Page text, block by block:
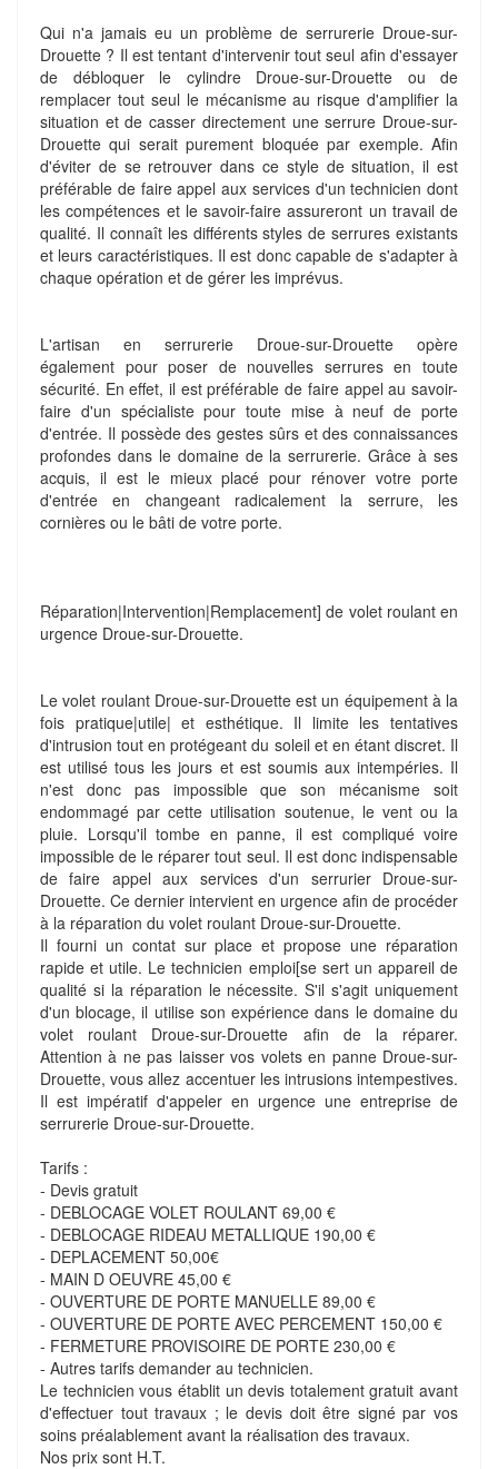
Qui n'a jamais eu un problème de serrurerie Droue-sur-
Drouette ? Il est tentant d'intervenir tout seul afin d'essayer
de débloquer le cylindre Droue-sur-Drouette ou de
remplacer tout seul le mécanisme au risque d'amplifier la
situation et de casser directement une serrure Droue-sur-
Drouette qui serait purement bloquée par exemple. Afin
d'éviter de se retrouver dans ce style de situation, il est
préférable de faire appel aux services d'un technicien dont
les compétences et le savoir-faire assureront un travail de
qualité. Il connaît les différents styles de serrures existants
et leurs caractéristiques. Il est donc capable de s'adapter à
chaque opération et de gérer les imprévus.
L'artisan en serrurerie Droue-sur-Drouette opère
également pour poser de nouvelles serrures en toute
sécurité. En effet, il est préférable de faire appel au savoir-
faire d'un spécialiste pour toute mise à neuf de porte
d'entrée. Il possède des gestes sûrs et des connaissances
profondes dans le domaine de la serrurerie. Grâce à ses
acquis, il est le mieux placé pour rénover votre porte
d'entrée en changeant radicalement la serrure, les
cornières ou le bâti de votre porte.
Réparation|Intervention|Remplacement] de volet roulant en
urgence Droue-sur-Drouette.
Le volet roulant Droue-sur-Drouette est un équipement à la
fois pratique|utile| et esthétique. Il limite les tentatives
d'intrusion tout en protégeant du soleil et en étant discret. Il
est utilisé tous les jours et est soumis aux intempéries. Il
n'est donc pas impossible que son mécanisme soit
endommagé par cette utilisation soutenue, le vent ou la
pluie. Lorsqu'il tombe en panne, il est compliqué voire
impossible de le réparer tout seul. Il est donc indispensable
de faire appel aux services d'un serrurier Droue-sur-
Drouette. Ce dernier intervient en urgence afin de procéder
à la réparation du volet roulant Droue-sur-Drouette.
Il fourni un contat sur place et propose une réparation
rapide et utile. Le technicien emploi[se sert un appareil de
qualité si la réparation le nécessite. S'il s'agit uniquement
d'un blocage, il utilise son expérience dans le domaine du
volet roulant Droue-sur-Drouette afin de la réparer.
Attention à ne pas laisser vos volets en panne Droue-sur-
Drouette, vous allez accentuer les intrusions intempestives.
Il est impératif d'appeler en urgence une entreprise de
serrurerie Droue-sur-Drouette.
Tarifs :
- Devis gratuit
- DEBLOCAGE VOLET ROULANT 69,00 €
- DEBLOCAGE RIDEAU METALLIQUE 190,00 €
- DEPLACEMENT 50,00€
- MAIN D OEUVRE 45,00 €
- OUVERTURE DE PORTE MANUELLE 89,00 €
- OUVERTURE DE PORTE AVEC PERCEMENT 150,00 €
- FERMETURE PROVISOIRE DE PORTE 230,00 €
- Autres tarifs demander au technicien.
Le technicien vous établit un devis totalement gratuit avant
d'effectuer tout travaux ; le devis doit être signé par vos
soins préalablement avant la réalisation des travaux.
Nos prix sont H.T.